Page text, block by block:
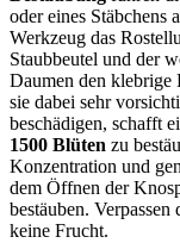
oder eines Stäbchens
Werkzeug das
Staubbeutel und der
Daumen den klebrige
sie dabei sehr
beschädigen, schafft
1500 Blüten zu
Konzentration und
dem Öffnen der
bestäuben.
keine Frucht.